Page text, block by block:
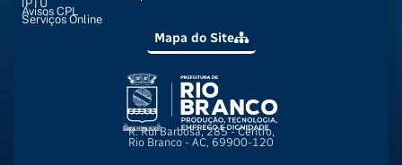
IPTU
Avisos CPL
Serviços Online
Mapa do Site
R. Rui Barbosa, 285 - Centro,
Rio Branco - AC, 69900-120